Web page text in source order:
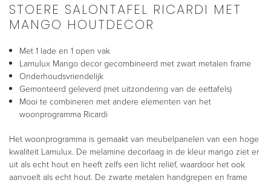
STOERE SALONTAFEL RICARDI MET
MANGO HOUTDECOR
Met 1 lade en 1 open vak
Lamulux Mango decor gecombineerd met zwart metalen frame
Onderhoudsvriendelijk
Gemonteerd geleverd (met uitzondering van de eettafels)
Mooi te combineren met andere elementen van het
woonprogramma Ricardi
Het woonprogramma is gemaakt van meubelpanelen van een hoge
kwaliteit Lamulux. De melamine decorlaag in de kleur mango ziet er
uit als echt hout en heeft zelfs een licht reliëf, waardoor het ook
aanvoelt als echt hout. De zwarte metalen handgrepen en frame